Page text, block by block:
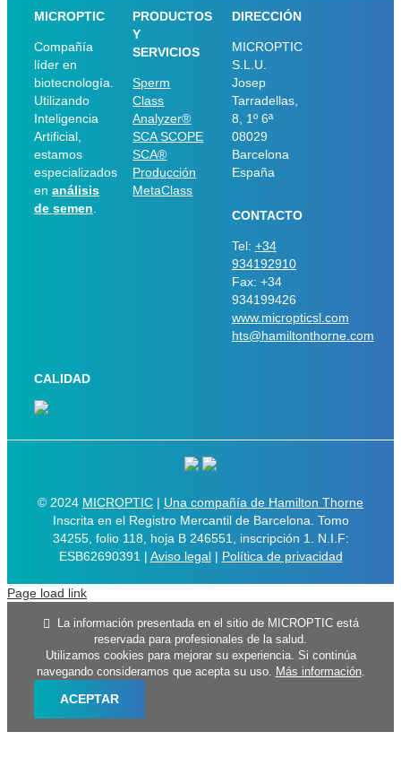
MICROPTIC
Compañía
líder en
biotecnología.
Utilizando
Inteligencia
Artificial,
estamos
especializados
en análisis
de semen
PRODUCTOS
Y
SERVICIOS
Sperm
Class
Analyzer®
SCA SCOPE
SCA®
Producción
MetaClass
DIRECCIÓN
MICROPTIC
S.L.U.
Josep
Tarradellas,
8, 1º 6ª
08029
Barcelona
España
CONTACTO
Tel: +34
934192910
Fax: +34
934199426
www.micropticsl.com
hts@hamiltonthorne.com
CALIDAD
© 2024 MICROPTIC | Una compañía de Hamilton Thorne
Inscrita en el Registro Mercantil de Barcelona. Tomo
34255, folio 118, hoja B 246551, inscripción 1. N.I.F:
ESB62690391 | Aviso legal| Política de privacidad
Page load link
La información presentada en el sitio de MICROPTIC está
reservada para profesionales de la salud.
Utilizamos cookies para mejorar su experiencia. Si continúa
navegando consideramos que acepta su uso. Más información.
ACEPTAR